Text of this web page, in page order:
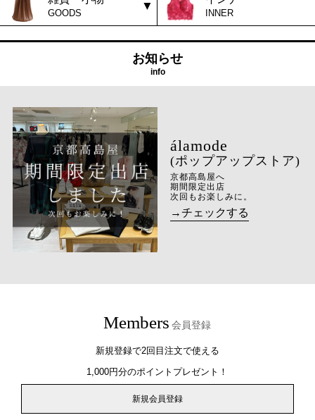
GOODS INNER
お知らせ
info
(ポップアップストア)
京都高島屋へ
期間限定出店
次回もお楽しみに。
→チェックする
Members 会員登録
新規登録で2回目注文で使える
1,000円分のポイントプレゼント！
新規会員登録